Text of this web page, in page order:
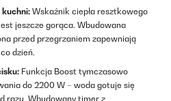
kuchni: Wskaźnik ciepła resztkowego
jeszcze gorąca. Wbudowana
przed przegrzaniem zapewniają
dzień.
Funkcja Boost tymczasowo
do 2200 W – woda gotuje się
razu. Wbudowany timer z